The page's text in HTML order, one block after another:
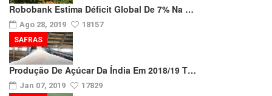
Robobank Estima Déficit Global De 7% Na …
Ago 28, 2019 18157
Produção De Açúcar Da Índia Em 2018/19 T…
Jan 07, 2019 17829
SAFRAS